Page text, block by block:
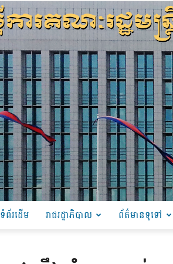
ទំព័រដើម រាជរដ្ឋាភិបាល ព័ត៌មានទូទៅ